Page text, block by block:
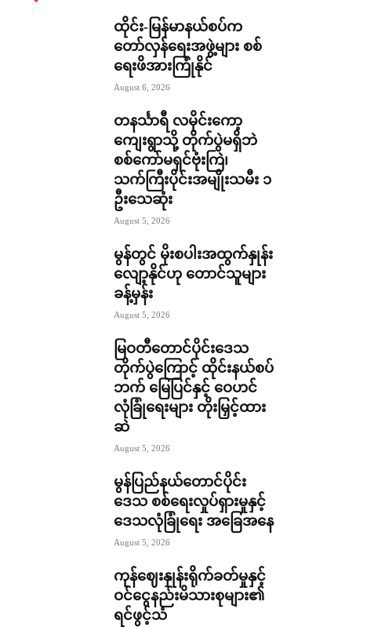
ထိုင်း-မြန်မာနယ်စပ်က
တော်လှန်ရေးအဖွဲ့များ စစ်
ရေးဖိအားကြုံနိုင်
August 6, 2026
တနင်္သာရီ လမိုင်းကော့
ကျေးရွာသို့ တိုက်ပွဲမရှိဘဲ
စစ်ကော်မရှင်ဗုံးကြဲ၊
သက်ကြီးပိုင်းအမျိုးသမီး ၁
ဦးသေဆုံး
August 5, 2026
မွန်တွင် မိုးစပါးအထွက်နှုန်း
လျော့နိုင်ဟု တောင်သူများ
ခန့်မှန်း
August 5, 2026
မြဝတီတောင်ပိုင်းဒေသ
တိုက်ပွဲကြောင့် ထိုင်းနယ်စပ်
ဘက် မြေပြင်နှင့် ဝေဟင်
လုံခြုံရေးများ တိုးမြှင့်ထား
ဆဲ
August 5, 2026
မွန်ပြည်နယ်တောင်ပိုင်း
ဒေသ စစ်ရေးလှုပ်ရှားမှုနှင့်
ဒေသလုံခြုံရေး အခြေအနေ
August 5, 2026
ကုန်ဈေးနှုန်းရိုက်ခတ်မှုနှင့်
ဝင်ငွေနည်းမိသားစုများ၏
ရင်ဖွင့်သံ